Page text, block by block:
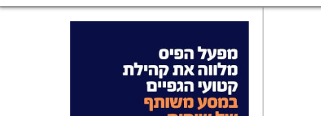
הירשמו לניוזלטר 1